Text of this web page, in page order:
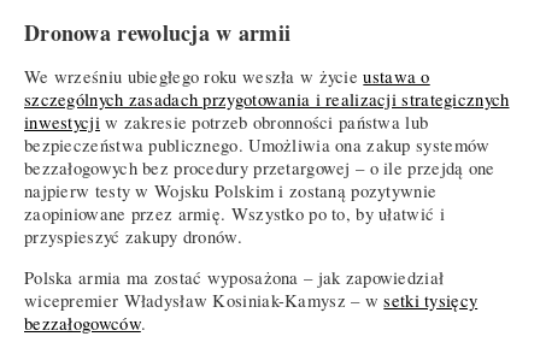
Dronowa rewolucja w armii
We wrześniu ubiegłego roku weszła w życieustawa o
szczególnych zasadach przygotowania i realizacji strategicznych
inwestycjiw zakresie potrzeb obronności państwa lub
bezpieczeństwa publicznego. Umożliwia ona zakup systemów
bezzałogowych bez procedury przetargowej – o ile przejdą one
najpierw testy w Wojsku Polskim i zostaną pozytywnie
zaopiniowane przez armię. Wszystko po to, by ułatwić i
przyspieszyć zakupy dronów.
Polska armia ma zostać wyposażona – jak zapowiedział
wicepremier Władysław Kosiniak-Kamysz – wsetki tysięcy
bezzałogowców.